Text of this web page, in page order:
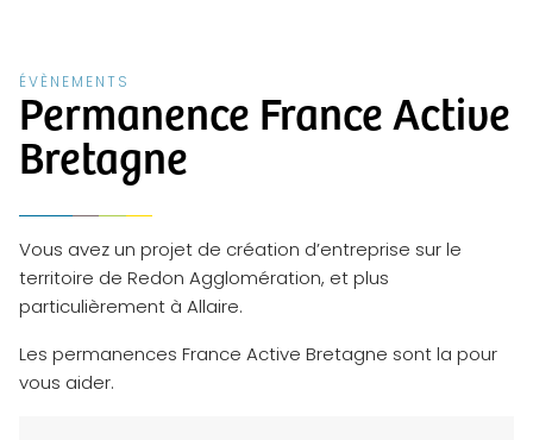
ÉVÈNEMENTS
Permanence France Active
Bretagne
Vous avez un projet de création d’entreprise sur le
territoire de Redon Agglomération, et plus
particulièrement à Allaire.
Les permanences France Active Bretagne sont la pour
vous aider.